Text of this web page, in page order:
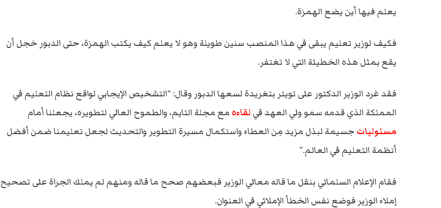
يعلم فيها أين يضع الهمزة.
فكيف لوزير تعليم يبقى في هذا المنصب سنين طويلة وهو لا يعلم كيف يكتب الهمزة، حتى الدبور خجل أن
يقع بمثل هذه الخطيئة التي لا تغتفر.
فقد غرد الوزير الدكتور على تويتر بتغريدة لسعها الدبور وقال: “التشخيص الإيجابي لواقع نظام التعليم في
المملكة الذي قدمه سمو ولي العهد في لقاءهمع مجلة التايم، والطموح العالي لتطويره، يجعلنا أمام
مسئولياتجسيمة لبذل مزيد مِن العطاء واستكمال مسيرة التطوير والتحديث لجعل تعليمنا ضمن أفضل
أنظمة التعليم في العالم.”
فقام الإعلام السلماني بنقل ما قاله معالي الوزير فبعضهم صحح ما قاله ومنهم لم يملك الجراة على تصحيح
إملاء الوزير فوضع نفس الخطأ الإملائي في العنوان.